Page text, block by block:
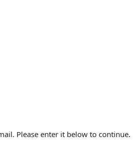
Please enter it below to continue.